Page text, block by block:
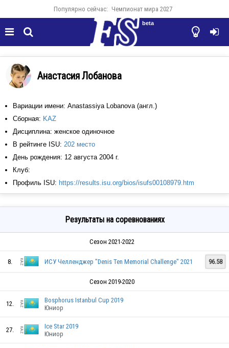
Популярно сейчас: Чемпионат мира 2027
  

beta
Анастасия Лобанова
Вариации имени: Anastassiya Lobanova (англ.)
Сборная: KAZ
Дисциплина: женское одиночное
В рейтинге ISU: 202 место
День рождения: 12 августа 2004 г.
Клуб:
Профиль ISU: https://results.isu.org/bios/isufs00108979.htm
Результаты на соревнованиях
Сезон 2021-2022
8. ИСУ Челленджер "Denis Ten Memorial Challenge" 2021 96.58
Сезон 2019-2020
12.
Bosphorus Istanbul Cup 2019
Юниор
27.
Ice Star 2019
Юниор